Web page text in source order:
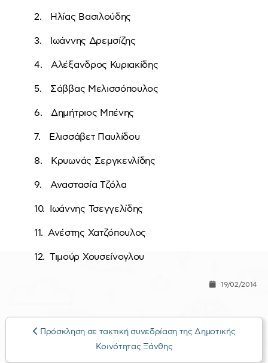
2. Ηλίας Βασιλούδης
3. Ιωάννης Δρεμσίζης
4. Αλέξανδρος Κυριακίδης
5. Σάββας Μελισσόπουλος
6. Δημήτριος Μπένης
7. Ελισσάβετ Παυλίδου
8. Κρυωνάς Σεργκενλίδης
9. Αναστασία Τζόλα
10. Ιωάννης Τσεγγελίδης
11. Ανέστης Χατζόπουλος
12. Τιμούρ Χουσείνογλου
19/02/2014
Πρόσκληση σε τακτική συνεδρίαση της Δημοτικής
Κοινότητας Ξάνθης